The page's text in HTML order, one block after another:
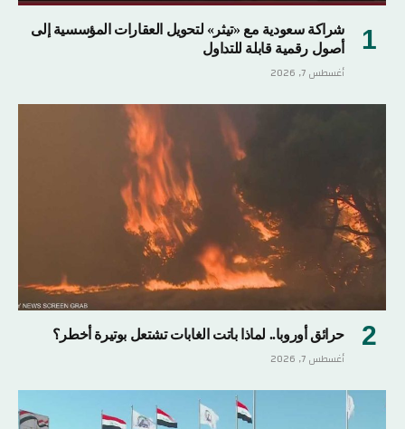
شراكة سعودية مع «تيثر» لتحويل العقارات المؤسسية إلى
أصول رقمية قابلة للتداول
أغسطس 7, 2026
حرائق أوروبا.. لماذا باتت الغابات تشتعل بوتيرة أخطر؟
أغسطس 7, 2026